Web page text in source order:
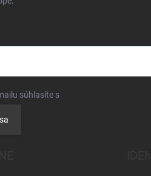
súhlasíte s